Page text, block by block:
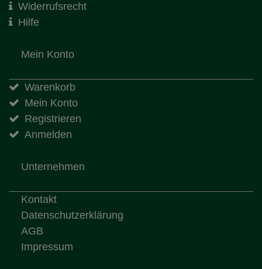
Widerrufsrecht
Hilfe
Mein Konto
Warenkorb
Mein Konto
Registrieren
Anmelden
Unternehmen
Kontakt
Datenschutzerklärung
AGB
Impressum